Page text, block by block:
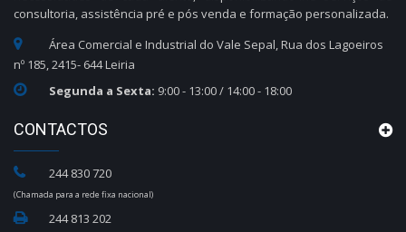
consultoria, assistência pré e pós venda e formação personalizada.
Área Comercial e Industrial do Vale Sepal, Rua dos Lagoeiros
nº 185, 2415- 644 Leiria
Segunda a Sexta: 9:00 - 13:00 / 14:00 - 18:00
CONTACTOS
244 830 720
(Chamada para a rede fixa nacional)
244 813 202